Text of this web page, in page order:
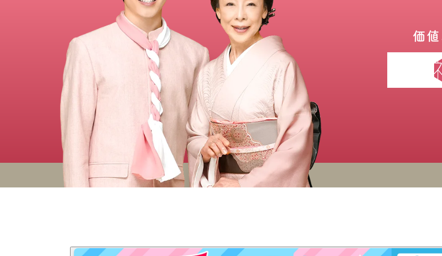
骨董品 お酒
金 ⁄
貴金属
時計 毛皮
価値